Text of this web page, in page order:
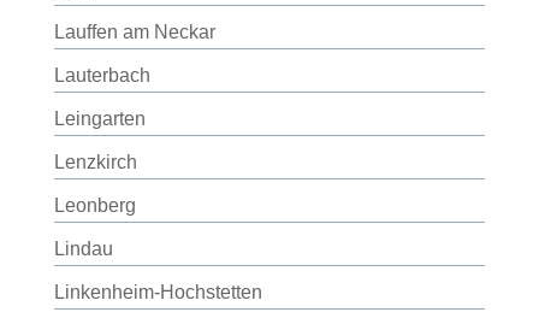
Lauffen am Neckar
Lauterbach
Leingarten
Lenzkirch
Leonberg
Lindau
Linkenheim-Hochstetten